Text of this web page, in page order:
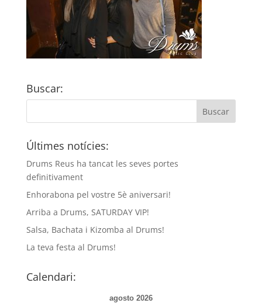
Buscar:
Últimes notícies:
Drums Reus ha tancat les seves portes
definitivament
Enhorabona pel vostre 5è aniversari!
Arriba a Drums, SATURDAY VIP!
Salsa, Bachata i Kizomba al Drums!
La teva festa al Drums!
Calendari:
agosto 2026